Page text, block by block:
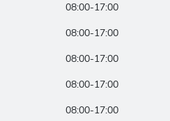
08:00-17:00
08:00-17:00
08:00-17:00
08:00-17:00
08:00-17:00